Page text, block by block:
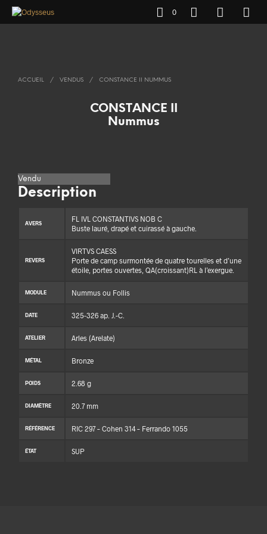
0
ACCUEIL / VENDUS / CONSTANCE II NUMMUS
CONSTANCE II
Nummus
Vendu
Description
AVERS
FL IVL CONSTANTIVS NOB C
Buste lauré, drapé et cuirassé à gauche.
REVERS
VIRTVS CAESS
Porte de camp surmontée de quatre tourelles et d’une
étoile, portes ouvertes, QA(croissant)RL à l’exergue.
MODULE Nummus ou Follis
DATE 325-326 ap. J.-C.
ATELIER Arles (Arelate)
MÉTAL Bronze
POIDS 2.68 g
DIAMÈTRE 20.7 mm
RÉFÉRENCE RIC 297 – Cohen 314 – Ferrando 1055
ÉTAT SUP